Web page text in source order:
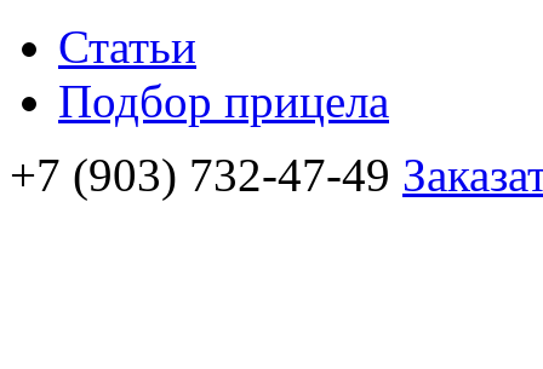
Статьи
Подбор прицела
+7 (903) 732-47-49